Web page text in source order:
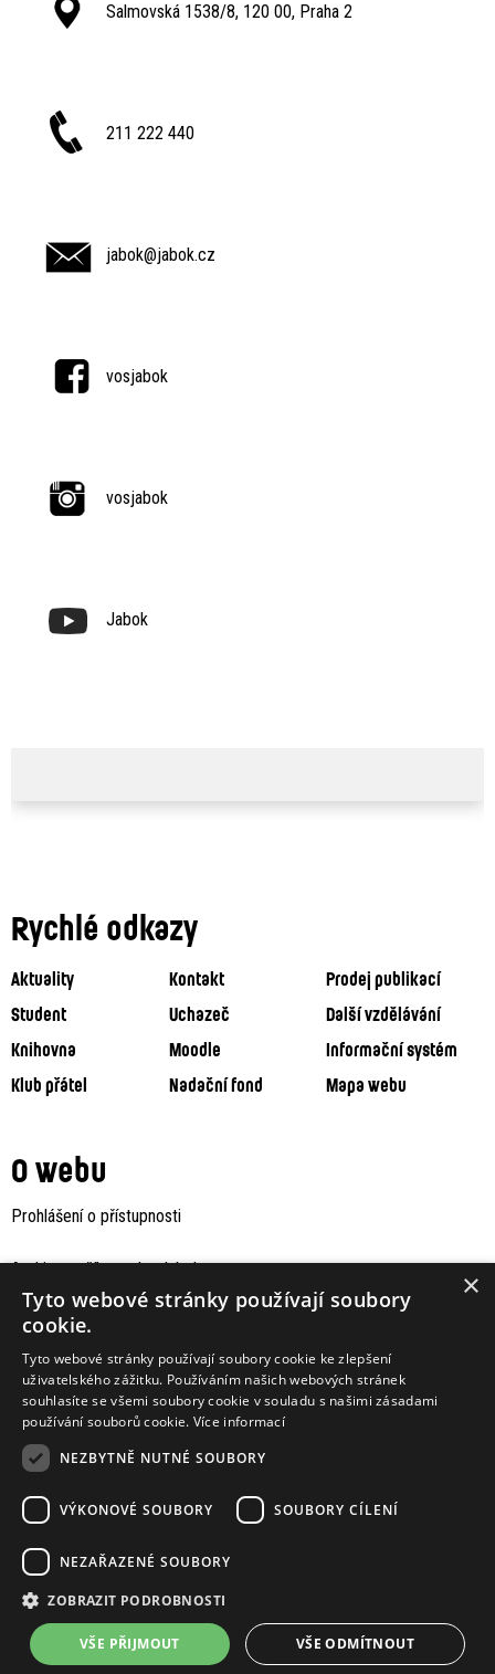
Salmovská 1538/8, 120 00, Praha 2
211 222 440
jabok@jabok.cz
vosjabok
vosjabok
Jabok
Rychlé odkazy
Aktuality Kontakt
Prodej publikací
Student
Uchazeč
Další vzdělávání
Knihovna
Moodle
Informační systém
Klub přátel
Nadační fond Mapa webu
O webu
Prohlášení o přístupnosti
Archiv staršího webu Jaboku
Podporují nás
×
Tyto webové stránky používají soubory
cookie.
Tyto webové stránky používají soubory cookie ke zlepšení
uživatelského zážitku. Používáním našich webových stránek
souhlasíte se všemi soubory cookie v souladu s našimi zásadami
používání souborů cookie. Více informací
NEZBYTNĚ NUTNÉ SOUBORY
VÝKONOVÉ SOUBORY SOUBORY CÍLENÍ
NEZAŘAZENÉ SOUBORY
ZOBRAZIT PODROBNOSTI
VŠE PŘIJMOUT VŠE ODMÍTNOUT